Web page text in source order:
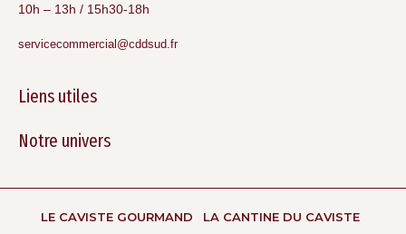
10h – 13h / 15h30-18h
servicecommercial@cddsud.fr
Liens utiles
Notre univers
LE CAVISTE GOURMAND LA CANTINE DU CAVISTE